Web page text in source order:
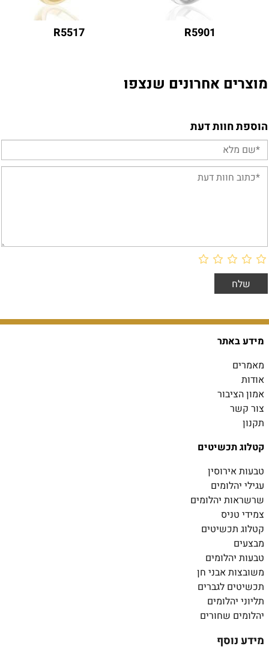
R5901
R5517
מוצרים אחרונים שנצפו
הוספת חוות דעת
מידע באתר
מאמרים
אודות
אמון הציבור
צור קשר
תקנון
קטלוג תכשיטים
טבעות אירוסין
עגילי יהלומים
שרשראות יהלומים
צמידי טניס
קטלוג תכשיטים
מבצעים
טבעות יהלומים
משובצות אבני חן
תכשיטים לגברים
תליוני יהלומים
יהלומים שחורים
מידע נוסף